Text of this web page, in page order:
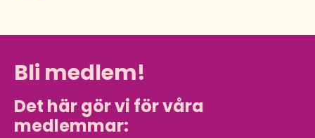
Bli medlem!
Det här gör vi för våra
medlemmar: